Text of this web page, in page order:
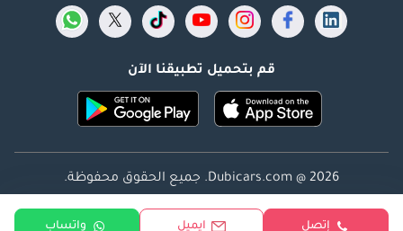
إتصل ايميل واتساب
قم بتحميل تطبيقنا الآن
Dubicars.com @ 2026. جميع الحقوق محفوظة.
العنوان: 2114 ، برج شذى ، المدينة الإعلامية ، دبي ، الإمارات